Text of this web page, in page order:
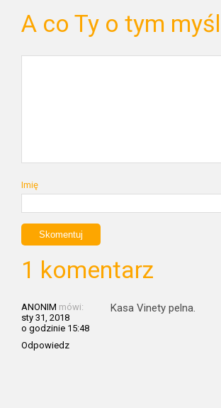
A co Ty o tym
Imię
1 komentarz
ANONIM mówi:
sty 31, 2018
o godzinie 15:48
Odpowiedz
Kasa Vinety pelna.